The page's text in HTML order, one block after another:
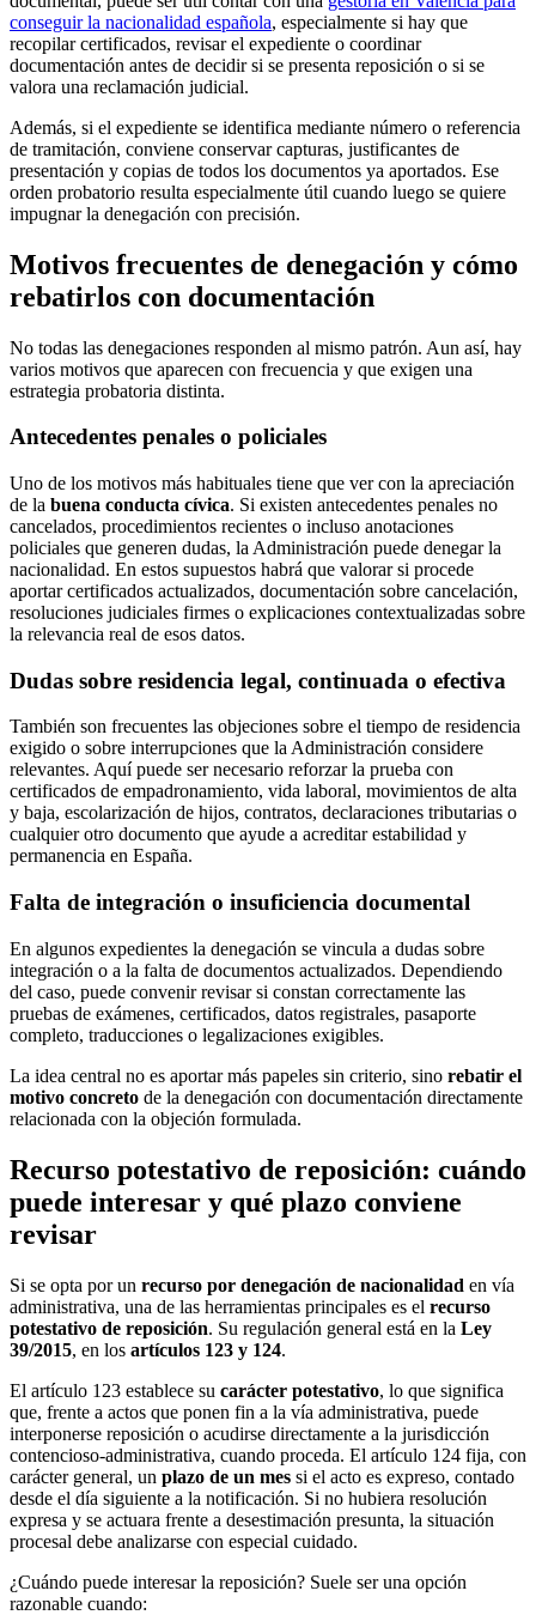
conseguir la nacionalidad española, especialmente si hay que
recopilar certificados, revisar el expediente o coordinar
documentación antes de decidir si se presenta reposición o si se
valora una reclamación judicial.
Además, si el expediente se identifica mediante número o referencia
de tramitación, conviene conservar capturas, justificantes de
presentación y copias de todos los documentos ya aportados. Ese
orden probatorio resulta especialmente útil cuando luego se quiere
impugnar la denegación con precisión.
Motivos frecuentes de denegación y cómo
rebatirlos con documentación
No todas las denegaciones responden al mismo patrón. Aun así, hay
varios motivos que aparecen con frecuencia y que exigen una
estrategia probatoria distinta.
Antecedentes penales o policiales
Uno de los motivos más habituales tiene que ver con la apreciación
de la buena conducta cívica. Si existen antecedentes penales no
cancelados, procedimientos recientes o incluso anotaciones
policiales que generen dudas, la Administración puede denegar la
nacionalidad. En estos supuestos habrá que valorar si procede
aportar certificados actualizados, documentación sobre cancelación,
resoluciones judiciales firmes o explicaciones contextualizadas sobre
la relevancia real de esos datos.
Dudas sobre residencia legal, continuada o efectiva
También son frecuentes las objeciones sobre el tiempo de residencia
exigido o sobre interrupciones que la Administración considere
relevantes. Aquí puede ser necesario reforzar la prueba con
certificados de empadronamiento, vida laboral, movimientos de alta
y baja, escolarización de hijos, contratos, declaraciones tributarias o
cualquier otro documento que ayude a acreditar estabilidad y
permanencia en España.
Falta de integración o insuficiencia documental
En algunos expedientes la denegación se vincula a dudas sobre
integración o a la falta de documentos actualizados. Dependiendo
del caso, puede convenir revisar si constan correctamente las
pruebas de exámenes, certificados, datos registrales, pasaporte
completo, traducciones o legalizaciones exigibles.
La idea central no es aportar más papeles sin criterio, sino rebatir el
motivo concreto de la denegación con documentación directamente
relacionada con la objeción formulada.
Recurso potestativo de reposición: cuándo
puede interesar y qué plazo conviene
revisar
Si se opta por un recurso por denegación de nacionalidad en vía
administrativa, una de las herramientas principales es el recurso
potestativo de reposición. Su regulación general está en la Ley
39/2015, en los artículos 123 y 124.
El artículo 123 establece su carácter potestativo, lo que significa
que, frente a actos que ponen fin a la vía administrativa, puede
interponerse reposición o acudirse directamente a la jurisdicción
contencioso-administrativa, cuando proceda. El artículo 124 fija, con
carácter general, un plazo de un mes si el acto es expreso, contado
desde el día siguiente a la notificación. Si no hubiera resolución
expresa y se actuara frente a desestimación presunta, la situación
procesal debe analizarse con especial cuidado.
¿Cuándo puede interesar la reposición? Suele ser una opción
razonable cuando: